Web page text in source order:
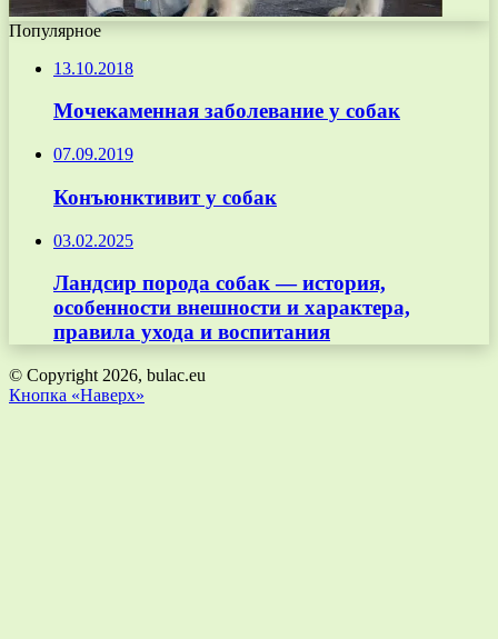
Популярное
13.10.2018
Мочекаменная заболевание у собак
07.09.2019
Конъюнктивит у собак
03.02.2025
Ландсир порода собак — история,
особенности внешности и характера,
правила ухода и воспитания
© Copyright 2026, bulac.eu
Кнопка «Наверх»